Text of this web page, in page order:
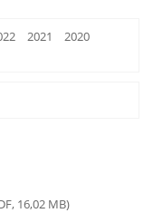
2021
2020
16,02 MB)